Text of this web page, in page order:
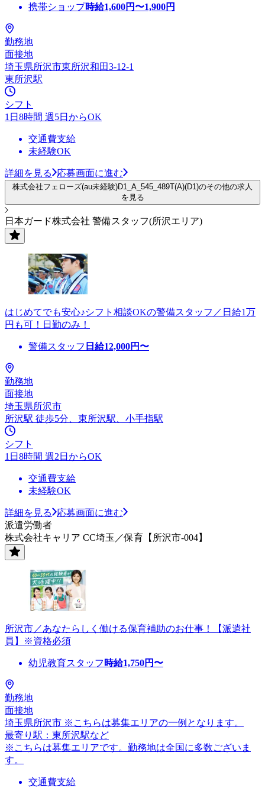
携帯ショップ時給1,600円〜1,900円
勤務地
面接地
埼玉県所沢市東所沢和田3-12-1
東所沢駅
シフト
1日8時間 週5日からOK
交通費支給
未経験OK
詳細を見る 応募画面に進む
株式会社フェローズ(au未経験)D1_A_545_489T(A)(D1)のその他の求人
を見る
日本ガード株式会社 警備スタッフ(所沢エリア)
はじめてでも安心♪シフト相談OKの警備スタッフ／日給1万
円も可！日勤のみ！
警備スタッフ 日給12,000円〜
勤務地
面接地
埼玉県所沢市
所沢駅 徒歩5分、東所沢駅、小手指駅
シフト
1日8時間 週2日からOK
交通費支給
未経験OK
詳細を見る
応募画面に進む
派遣労働者
株式会社キャリア CC埼玉／保育【所沢市-004】
所沢市／あなたらしく働ける保育補助のお仕事！【派遣社
員】※資格必須
幼児教育スタッフ 時給1,750円〜
勤務地
面接地
埼玉県所沢市 ※こちらは募集エリアの一例となります。
最寄り駅：東所沢駅など
※こちらは募集エリアです。勤務地は全国に多数ございま
す。
交通費支給